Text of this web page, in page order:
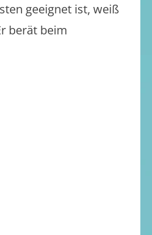
geeignet ist, weiß
berät beim